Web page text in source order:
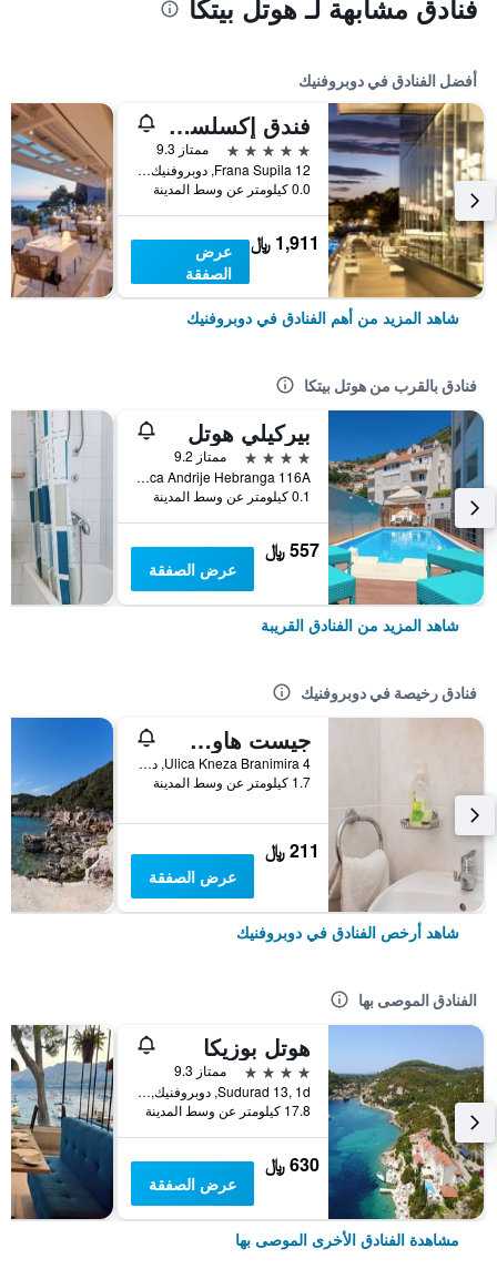
فنادق مشابهة لـ هوتل بيتكا
أفضل الفنادق في دوبروفنيك
فندق إكسلسيور
5 نجوم
ممتاز 9.3
Frana Supila 12, دوبروفنيك, كرواتيا
0.0 كيلومتر عن وسط المدينة
1,911 ﷼
عرض
الصفقة
شاهد المزيد من أهم الفنادق في دوبروفنيك
فنادق بالقرب من هوتل بيتكا
بيركيلي هوتل
4 نجوم
ممتاز 9.2
Ulica Andrije Hebranga 116A, دوبروفنيك, كرواتيا
0.1 كيلومتر عن وسط المدينة
557 ﷼
عرض الصفقة
شاهد المزيد من الفنادق القريبة
فنادق رخيصة في دوبروفنيك
جيست هاوس لجوبيكا
Ulica Kneza Branimira 4, دوبروفنيك, كرواتيا
1.7 كيلومتر عن وسط المدينة
211 ﷼
عرض الصفقة
شاهد أرخص الفنادق في دوبروفنيك
الفنادق الموصى بها
هوتل بوزيكا
4 نجوم
ممتاز 9.3
Sudurad 13, 1d, دوبروفنيك, كرواتيا
17.8 كيلومتر عن وسط المدينة
630 ﷼
عرض الصفقة
مشاهدة الفنادق الأخرى الموصى بها